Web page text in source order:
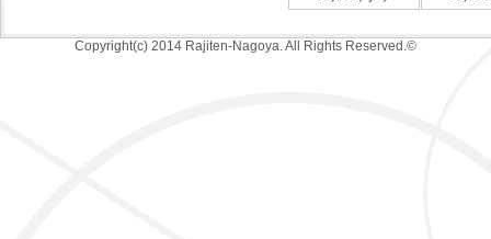
Copyright(c) 2014 Rajiten-Nagoya. All Rights Reserved.©